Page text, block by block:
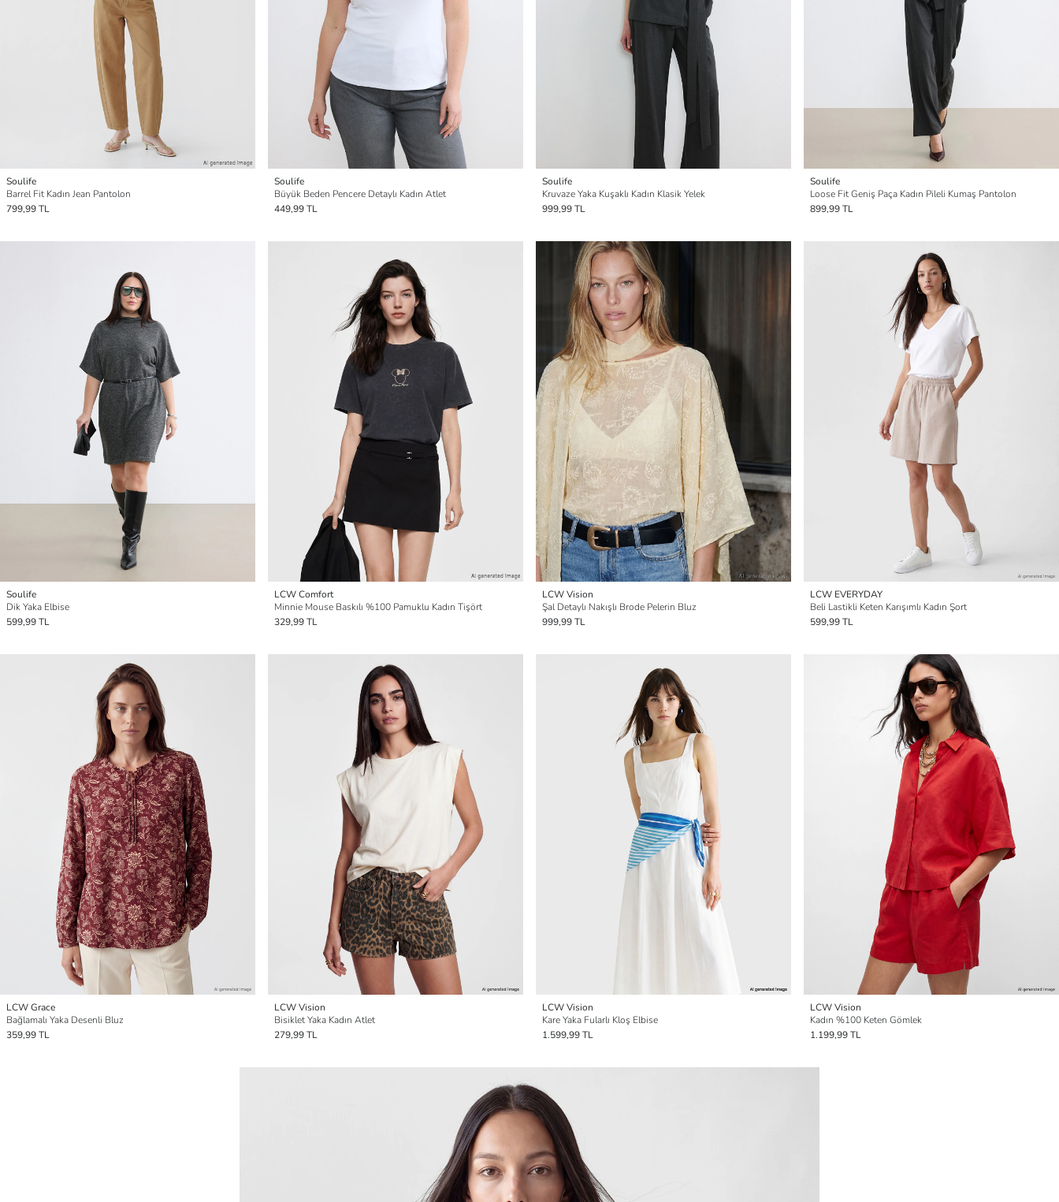
Soulife
Barrel Fit Kadın Jean Pantolon
799,99 TL
Soulife
Büyük Beden Pencere Detaylı Kadın Atlet
449,99 TL
Soulife
Kruvaze Yaka Kuşaklı Kadın Klasik Yelek
999,99 TL
Soulife
Loose Fit Geniş Paça Kadın Pileli Kumaş Pantolon
899,99 TL
Soulife
Dik Yaka Elbise
599,99 TL
LCW Comfort
Minnie Mouse Baskılı %100 Pamuklu Kadın Tişört
329,99 TL
LCW Vision
Şal Detaylı Nakışlı Brode Pelerin Bluz
999,99 TL
LCW EVERYDAY
Beli Lastikli Keten Karışımlı Kadın Şort
599,99 TL
LCW Grace
Bağlamalı Yaka Desenli Bluz
359,99 TL
LCW Vision
Bisiklet Yaka Kadın Atlet
279,99 TL
LCW Vision
Kare Yaka Fularlı Kloş Elbise
1.599,99 TL
LCW Vision
Kadın %100 Keten Gömlek
1.199,99 TL